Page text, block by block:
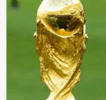
Fundación
Soy
Chaco
lanzó
un
curso
de
reparación
de
equipos
informáticos